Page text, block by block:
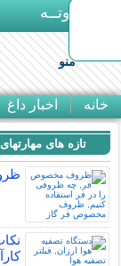
بـیتوتــه
منو
خانه اخبار داغ
تازه های